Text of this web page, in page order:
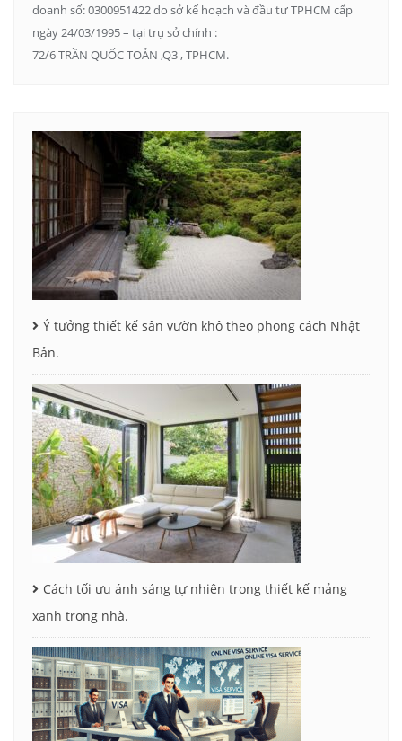
doanh số: 0300951422 do sở kế hoạch và đầu tư TPHCM cấp
ngày 24/03/1995 – tại trụ sở chính :
72/6 TRẦN QUỐC TOẢN ,Q3 , TPHCM.
Ý tưởng thiết kế sân vườn khô theo phong cách Nhật
Bản.
Cách tối ưu ánh sáng tự nhiên trong thiết kế mảng
xanh trong nhà.